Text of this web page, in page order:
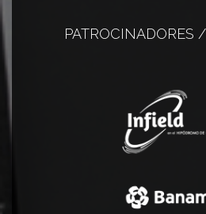
PATROCINADORES